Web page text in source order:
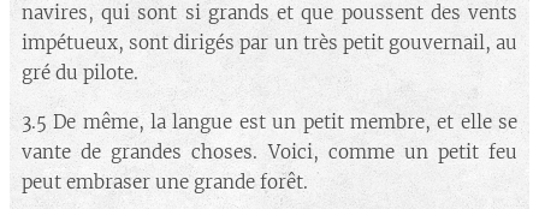
navires, qui sont si grands et que poussent des vents
impétueux, sont dirigés par un très petit gouvernail, au
gré du pilote.
3.5 De même, la langue est un petit membre, et elle se
vante de grandes choses. Voici, comme un petit feu
peut embraser une grande forêt.